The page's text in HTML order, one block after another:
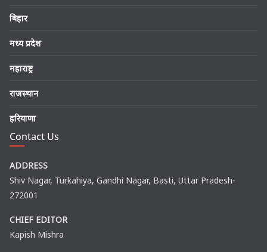
बिहार
मध्य प्रदेश
महाराष्ट्र
राजस्थान
हरियाणा
Contact Us
ADDRESS
Shiv Nagar, Turkahiya, Gandhi Nagar, Basti, Uttar Pradesh-
272001
CHIEF EDITOR
Kapish Mishra